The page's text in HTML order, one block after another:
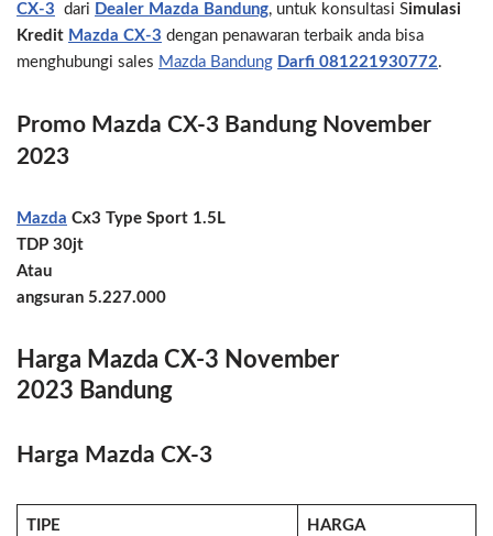
CX-3 dari Dealer Mazda Bandung, untuk konsultasi Simulasi
Kredit Mazda CX-3 dengan penawaran terbaik anda bisa
menghubungi sales Mazda Bandung Darfi 081221930772.
Promo Mazda CX-3 Bandung November
2023
Mazda Cx3 Type Sport 1.5L
TDP 30jt
Atau
angsuran 5.227.000
Harga Mazda CX-3 November
2023 Bandung
Harga Mazda CX-3
TIPE HARGA